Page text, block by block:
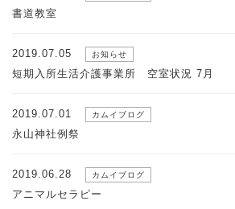
書道教室
2019.07.05 お知らせ
短期入所生活介護事業所 空室状況 7月
2019.07.01 カムイブログ
永山神社例祭
2019.06.28 カムイブログ
アニマルセラピー